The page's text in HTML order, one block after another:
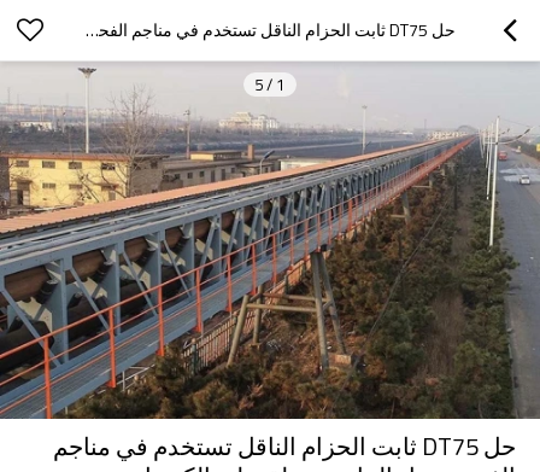
حل DT75 ثابت الحزام الناقل تستخدم في مناجم الفحم ومواد البناء ومحطة توليد الكهرباء
1
/
5
حل DT75 ثابت الحزام الناقل تستخدم في مناجم